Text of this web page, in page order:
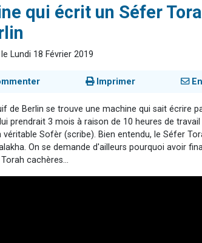
qui écrit un Séfer
Lundi 18 Février 2019
Imprimer
de Berlin se trouve une machine qui sait écrire
prendrait 3 mois à raison de 10 heures de
véritable Sofèr (scribe). Bien entendu, le Séfer
On se demande d'ailleurs pourquoi avoir
cachères...